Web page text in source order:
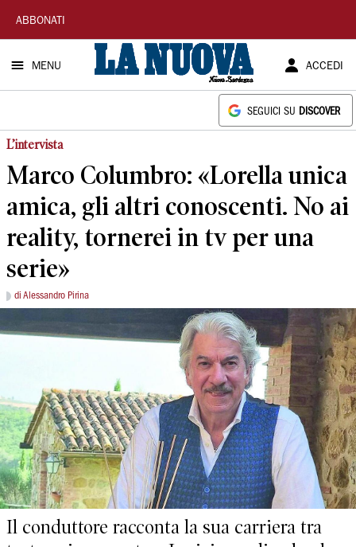
La
Nuova
Sardegna
ABBONATI
MENU ACCEDI
SEGUICI SU DISCOVER
L’intervista
Marco Columbro: «Lorella unica
amica, gli altri conoscenti. No ai
reality, tornerei in tv per una
serie»
di Alessandro Pirina
Il conduttore racconta la sua carriera tra